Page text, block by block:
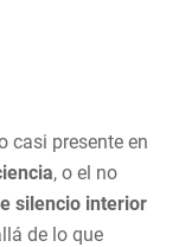
casi presente en
, o el no
silencio interior
de lo que